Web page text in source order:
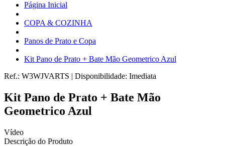
Página Inicial
COPA & COZINHA
Panos de Prato e Copa
Kit Pano de Prato + Bate Mão Geometrico Azul
Ref.: W3WJVARTS | Disponibilidade: Imediata
Kit Pano de Prato + Bate Mão
Geometrico Azul
Vídeo
Descrição do Produto